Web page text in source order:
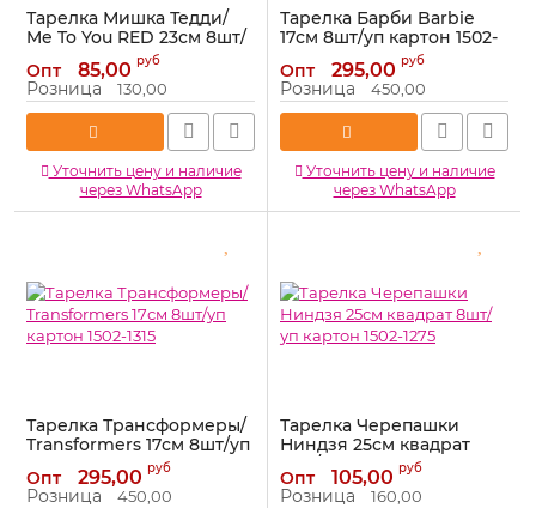
Тарелка Мишка Тедди/
Me To You RED 23см 8шт/
уп картон 1502-1954
Артикул: 1502-1954
Опт 85,00 руб
Розница 130,00
Уточнить цену и наличие
через WhatsApp
Тарелка Барби Barbie
17см 8шт/уп картон 1502-
Артикул: 1502-2008-СТОК
Опт 295,00 руб
Розница 450,00
Уточнить цену и наличие
через WhatsApp
Тарелка Трансформеры/
Transformers 17см 8шт/уп
картон 1502-1315
Артикул: 1502-1315
Опт 295,00 руб
Розница 450,00
Тарелка Черепашки
Ниндзя 25см квадрат
8шт/уп картон 1502-1275
Артикул: 1502-1275
Опт 105,00 руб
Розница 160,00